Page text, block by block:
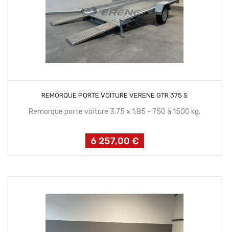
REMORQUE PORTE VOITURE VERENE GTR 375 S
Remorque porte voiture 3.75 x 1.85 - 750 à 1500 kg.
Prix
6 257,00 €